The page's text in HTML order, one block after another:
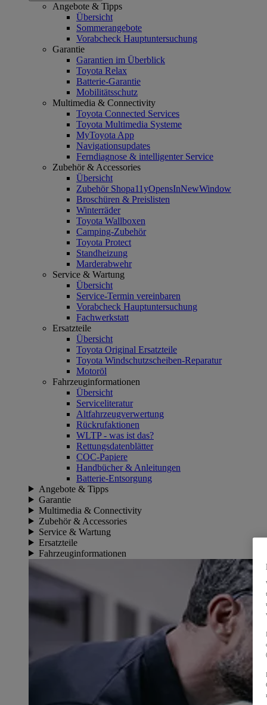
Angebote & Tipps
Übersicht
Sommerangebote
Vorabcheck Hauptuntersuchung
Garantie
Garantien im Überblick
Toyota Relax
Batterie-Garantie
Mobilitätsschutz
Multimedia & Connectivity
Toyota Connected Services
Toyota Multimedia Systeme
MyToyota App
Navigationsupdates
Ferndiagnose & intelligenter Service
Zubehör & Accessories
Übersicht
Zubehör Shopa11yOpensInNewWindow
Broschüren & Preislisten
Winterräder
Toyota Wallboxen
Camping-Zubehör
Toyota Protect
Standheizung
Marderabwehr
Service & Wartung
Übersicht
Service-Termin vereinbaren
Vorabcheck Hauptuntersuchung
Fachwerkstatt
Ersatzteile
Übersicht
Toyota Original Ersatzteile
Toyota Windschutzscheiben-Reparatur
Motoröl
Fahrzeuginformationen
Übersicht
Serviceliteratur
Altfahrzeugverwertung
Rückrufaktionen
WLTP - was ist das?
Rettungsdatenblätter
COC-Papiere
Handbücher & Anleitungen
Batterie-Entsorgung
Angebote & Tipps
Garantie
Multimedia & Connectivity
Zubehör & Accessories
Service & Wartung
Ersatzteile
Fahrzeuginformationen